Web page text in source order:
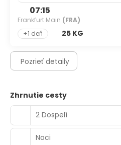
07:15
Frankfurt Main (FRA)
+1 deň
25 KG
Pozrieť detaily
Zhrnutie cesty
2 Dospelí
Noci